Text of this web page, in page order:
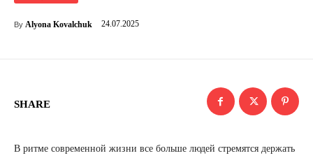
By Alyona Kovalchuk 24.07.2025
SHARE
В ритме современной жизни все больше людей стремятся держать